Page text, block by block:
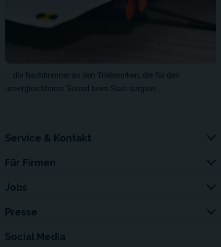
... die Nachbrenner an den Triebwerken, die für den
unvergleichbaren Sound beim Start sorgten.
Service & Kontakt
Für Firmen
Jobs
Presse
Social Media